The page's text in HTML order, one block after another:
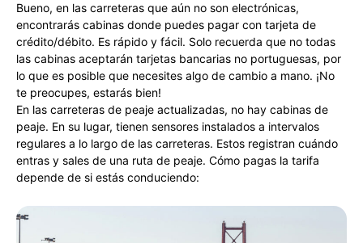
Bueno, en las carreteras que aún no son electrónicas,
encontrarás cabinas donde puedes pagar con tarjeta de
crédito/débito. Es rápido y fácil. Solo recuerda que no todas
las cabinas aceptarán tarjetas bancarias no portuguesas, por
lo que es posible que necesites algo de cambio a mano. ¡No
te preocupes, estarás bien!
En las carreteras de peaje actualizadas, no hay cabinas de
peaje. En su lugar, tienen sensores instalados a intervalos
regulares a lo largo de las carreteras. Estos registran cuándo
entras y sales de una ruta de peaje. Cómo pagas la tarifa
depende de si estás conduciendo: